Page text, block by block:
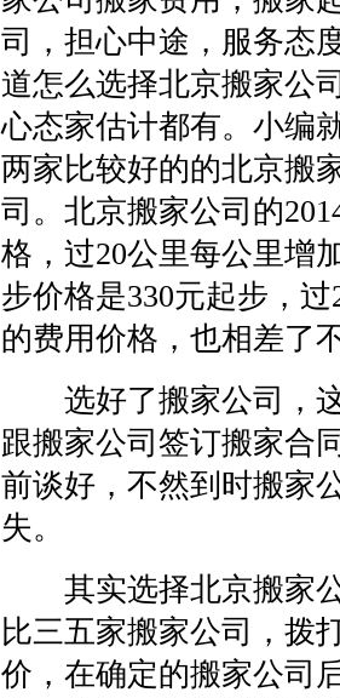
司，担心中途，服务态
道怎么选择北京搬家公
心态家估计都有。小编
两家比较好的的北京搬
司。北京搬家公司的
格，过20公里每公里增
步价格是330元起步，
的费用价格，也相差了
选好了搬家公司，这
跟搬家公司签订搬家合
前谈好，不然到时搬家
失。
其实选择北京搬家公
比三五家搬家公司，拨
价，在确定的搬家公司